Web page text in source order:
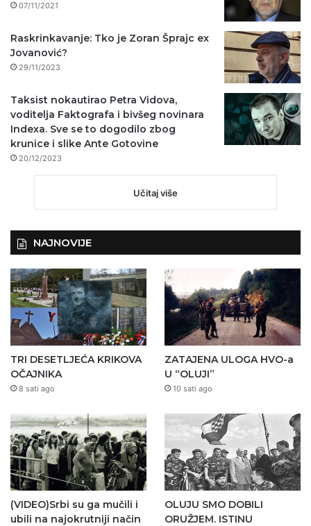
07/11/2021
Raskrinkavanje: Tko je Zoran Šprajc ex
Jovanović?
29/11/2023
Taksist nokautirao Petra Vidova,
voditelja Faktografa i bivšeg novinara
Indexa. Sve se to dogodilo zbog
krunice i slike Ante Gotovine
20/12/2023
Učitaj više
NAJNOVIJE
TRI DESETLJEĆA KRIKOVA
OČAJNIKA
8 sati ago
ZATAJENA ULOGA HVO-a
U “OLUJI”
10 sati ago
(VIDEO)Srbi su ga mučili i
ubili na najokrutniji način
OLUJU SMO DOBILI
ORUŽJEM. ISTINU